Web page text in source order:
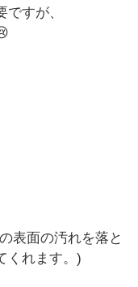
すが、
表面の汚れを落と
れます。 )